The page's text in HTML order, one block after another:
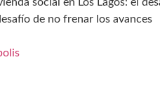
de no frenar los avances